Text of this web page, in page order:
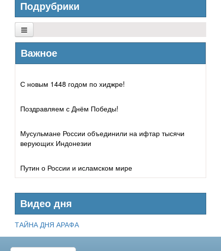
Подрубрики
Архитектура
Литература
Важное
С новым 1448 годом по хиджре!
Поздравляем с Днём Победы!
Мусульмане России объединили на ифтар тысячи
верующих Индонезии
Путин о России и исламском мире
Видео дня
ТАЙНА ДНЯ АРАФА